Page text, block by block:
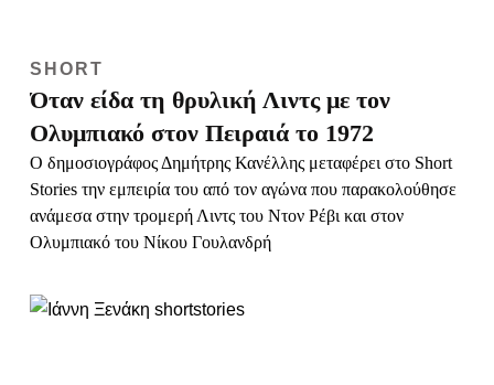
SHORT
Όταν είδα τη θρυλική Λιντς με τον
Ολυμπιακό στον Πειραιά το 1972
Ο δημοσιογράφος Δημήτρης Κανέλλης μεταφέρει στο Short
Stories την εμπειρία του από τον αγώνα που παρακολούθησε
ανάμεσα στην τρομερή Λιντς του Ντον Ρέβι και στον
Ολυμπιακό του Νίκου Γουλανδρή